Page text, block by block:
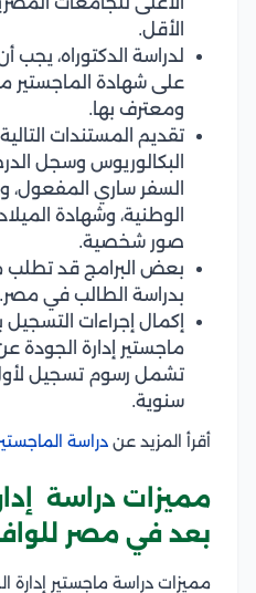
الأقل.
لدراسة الدكتوراه، يجب
على شهادة
ومعترف بها.
تقديم المستندات
البكالوريوس وسجل
السفر ساري
الوطنية، وشهادة
صور شخصية.
بعض البرامج قد تطلب
بدراسة الطالب في مصر.
إكمال إجراءات
ماجستير إدارة الجودة
تشمل رسوم تسجيل
سنوية.
أقرأ المزيد عن دراسة
مميزات دراسة
بعد في مصر
مميزات دراسة ماجستير